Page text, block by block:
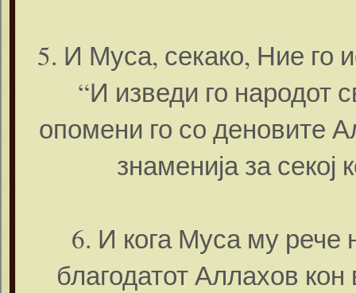
5. И Муса, секако, Ние го
“И изведи го народот
опомени го со деновите
знаменија за секој
6. И кога Муса му рече
благодатот Аллахов